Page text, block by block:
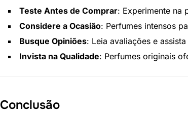
Teste Antes de Comprar: Experimente na
Considere a Ocasião: Perfumes intensos
Busque Opiniões: Leia avaliações e assista
Invista na Qualidade: Perfumes originais
Conclusão